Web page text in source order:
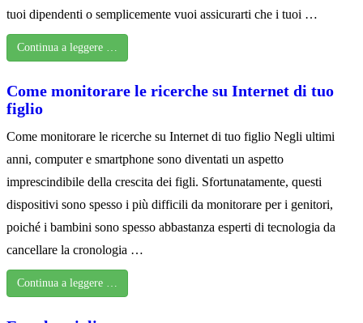
tuoi dipendenti o semplicemente vuoi assicurarti che i tuoi …
Continua a leggere …
Come monitorare le ricerche su Internet di tuo
figlio
Come monitorare le ricerche su Internet di tuo figlio Negli ultimi
anni, computer e smartphone sono diventati un aspetto
imprescindibile della crescita dei figli. Sfortunatamente, questi
dispositivi sono spesso i più difficili da monitorare per i genitori,
poiché i bambini sono spesso abbastanza esperti di tecnologia da
cancellare la cronologia …
Continua a leggere …